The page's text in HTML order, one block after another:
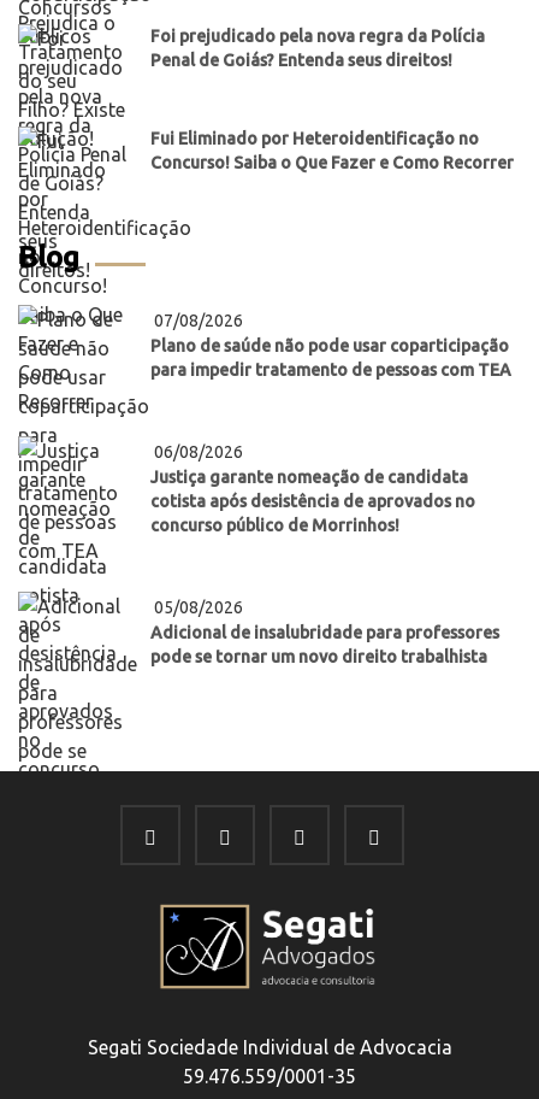
Foi prejudicado pela nova regra da Polícia
Penal de Goiás? Entenda seus direitos!
Fui Eliminado por Heteroidentificação no
Concurso! Saiba o Que Fazer e Como Recorrer
Blog
07/08/2026
Plano de saúde não pode usar coparticipação
para impedir tratamento de pessoas com TEA
06/08/2026
Justiça garante nomeação de candidata
cotista após desistência de aprovados no
concurso público de Morrinhos!
05/08/2026
Adicional de insalubridade para professores
pode se tornar um novo direito trabalhista
Segati Sociedade Individual de Advocacia
59.476.559/0001-35